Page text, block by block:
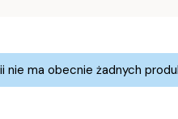
nie ma obecnie żadnych